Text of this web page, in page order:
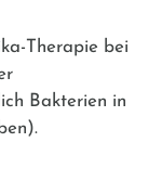
Therapie bei
Bakterien in